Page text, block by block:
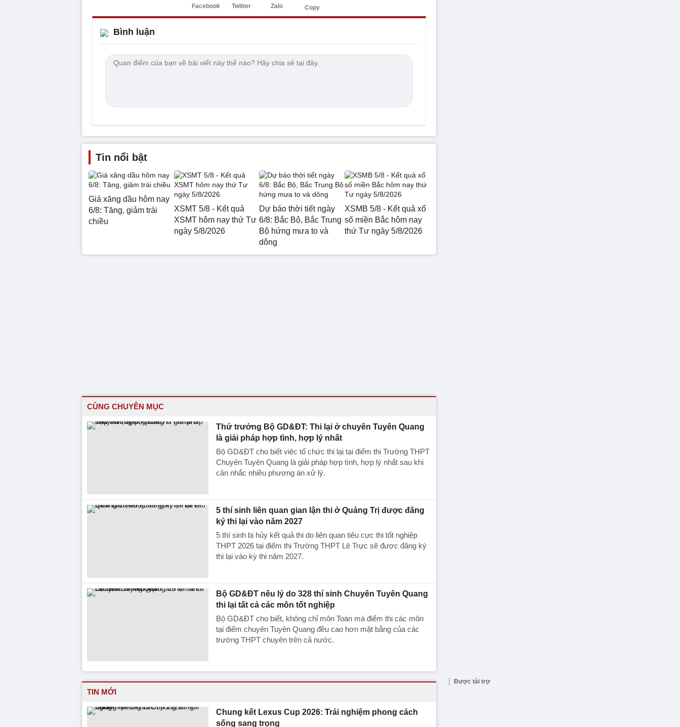
Facebook Twitter Zalo Copy
Bình luận
Tin nổi bật
Giá xăng dầu hôm nay
6/8: Tăng, giảm trái
chiều
XSMT 5/8 - Kết quả
XSMT hôm nay thứ Tư
ngày 5/8/2026
Dự báo thời tiết ngày
6/8: Bắc Bộ, Bắc Trung
Bộ hứng mưa to và
dông
XSMB 5/8 - Kết quả xổ
số miền Bắc hôm nay
thứ Tư ngày 5/8/2026
CÙNG CHUYÊN MỤC
Thứ trưởng Bộ GD&ĐT: Thi lại ở chuyên Tuyên Quang
là giải pháp hợp tình, hợp lý nhất
Bộ GD&ĐT cho biết việc tổ chức thi lại tại điểm thi Trường THPT
Chuyên Tuyên Quang là giải pháp hợp tình, hợp lý nhất sau khi
cân nhắc nhiều phương án xử lý.
5 thí sinh liên quan gian lận thi ở Quảng Trị được đăng
ký thi lại vào năm 2027
5 thí sinh bị hủy kết quả thi do liên quan tiêu cực thi tốt nghiệp
THPT 2026 tại điểm thi Trường THPT Lê Trực sẽ được đăng ký
thi lại vào kỳ thi năm 2027.
Bộ GD&ĐT nêu lý do 328 thí sinh Chuyên Tuyên Quang
thi lại tất cả các môn tốt nghiệp
Bộ GD&ĐT cho biết, không chỉ môn Toán mà điểm thi các môn
tại điểm chuyên Tuyên Quang đều cao hơn mặt bằng của các
trường THPT chuyên trên cả nước.
TIN MỚI
Chung kết Lexus Cup 2026: Trải nghiệm phong cách
sống sang trọng
Được tài trợ